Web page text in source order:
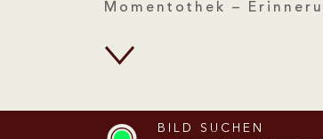
Momentothek –
BILD SUCHEN